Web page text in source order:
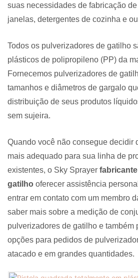
suas necessidades de fabricação
janelas, detergentes de cozinha e
Todos os pulverizadores de gatilho
plásticos de polipropileno (PP) da
Fornecemos pulverizadores de
tamanhos e diâmetros de gargalo
distribuição de seus produtos
sem sujeira.
Quando você não consegue decidir
mais adequado para sua linha de
existentes, o Sky Sprayer
gatilho oferecer assistência
entrar em contato com um membro
saber mais sobre a medição de
pulverizadores de gatilho e também
opções para pedidos de
atacado e em grandes quantidades.